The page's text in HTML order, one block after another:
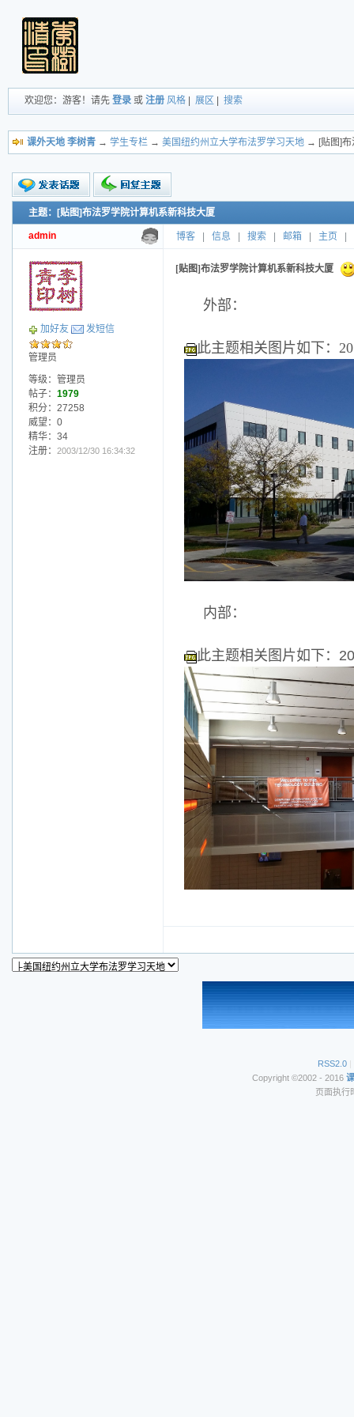
欢迎您：游客！请先 登录 或 注册 风格 展区 搜索
课外天地 李树青 → 学生专栏 → 美国纽约州立大学布法罗学习天地 → [贴图]布
新的主题
投票帖
交易帖
小字报
主题：[贴图]布法罗学院计算机系新科技大厦
admin 博客 信息 搜索 邮箱 主页
加好友 发短信
管理员
等级：管理员
帖子： 1979
积分：27258
威望：0
精华：34
注册： 2003/12/30 16:34:32
[贴图]布法罗学院计算机系新科技大厦
外部：
此主题相关图片如下：
内部：
此主题相关图片如下：
RSS2.0 |
Copyright ©2002 - 2016
页面执行